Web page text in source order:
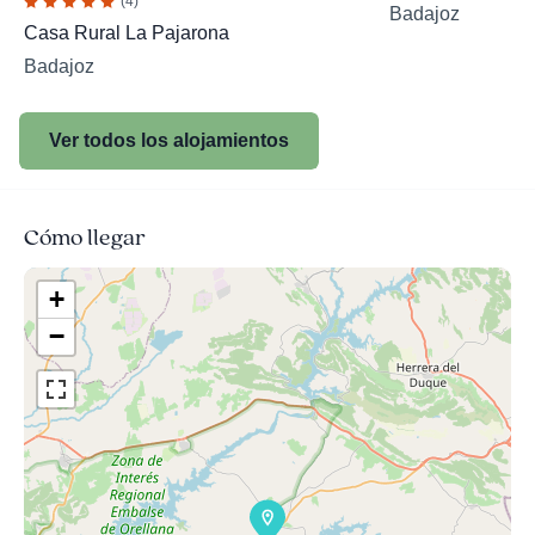
Casa Rural La Pajarona
Badajoz
Badajoz
Ver todos los alojamientos
Cómo llegar
+
−